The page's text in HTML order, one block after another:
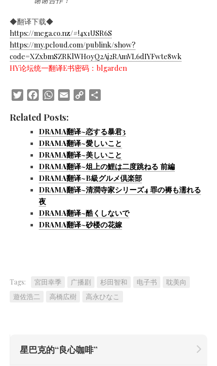
◆翻译下载◆
https://mega.co.nz/#!4x1USR6S
https://my.pcloud.com/publink/show?
code=XZxbmSZRKlWH0yQ2Aj2RAmVL6dIYFwte8wk
HY论坛统一翻译E书密码：blgarden
TwitterFacebookWhatsApp
Email Copy
Related Posts:
DRAMA翻译~恋する暴君3
DRAMA翻译~愛しいこと
DRAMA翻译~美しいこと
DRAMA翻译~俎上の鯉は二度跳ねる 前編
DRAMA翻译~B級グルメ倶楽部
DRAMA翻译~清澗寺家シリーズ4 罪の褥も濡れる
夜
DRAMA翻译~酷くしないで
DRAMA翻译~砂楼の花嫁
Tags: 宮田幸季 广播剧 杉田智和 电子书
耽美向
遊佐浩二
高橋広樹 高永ひなこ
星巴克的“良心咖啡”